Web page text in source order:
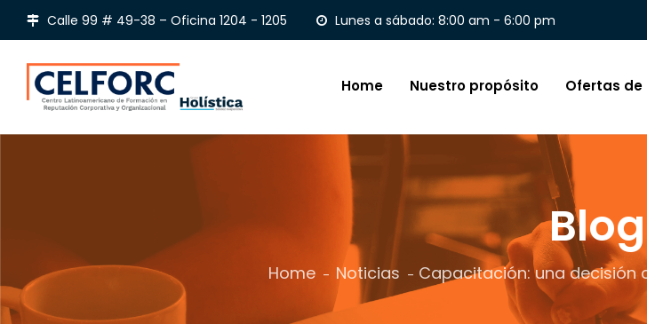
Calle 99 # 49-38 – Oficina 1204 - 1205 Lunes a sábado: 8:00 am - 6:00 pm
Home Nuestro propósito Ofertas
Blog
Home Noticias Capacitación: una decisión